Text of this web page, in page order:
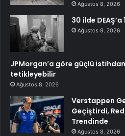
Ağustos 8, 2026
30 ilde
Ağustos 8, 2026
JPMorgan’a göre güçlü
tetikleyebilir
Ağustos 8, 2026
Verstappen
Geçiştirdi,
Trendinde
Ağustos 8, 2026